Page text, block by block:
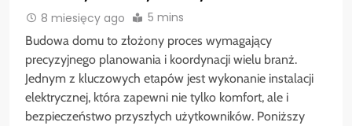
8 miesięcy ago 5 mins
Budowa domu to złożony proces wymagający
precyzyjnego planowania i koordynacji wielu branż.
Jednym z kluczowych etapów jest wykonanie instalacji
elektrycznej, która zapewni nie tylko komfort, ale i
bezpieczeństwo przyszłych użytkowników. Poniższy